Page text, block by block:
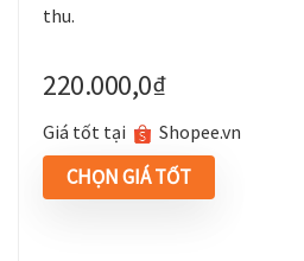
thu.
220.000,0₫
Giá tốt tại shopee.vn
CHỌN GIÁ TỐT